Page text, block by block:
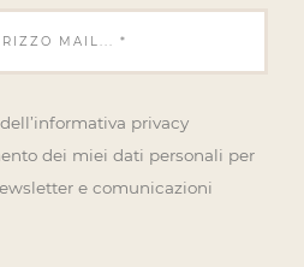
privacy
dei miei dati personali per
e comunicazioni